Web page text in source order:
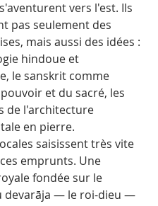
vers l'est. Ils
pas seulement des
mais aussi des idées :
hindoue et
le sanskrit comme
et du sacré, les
de l'architecture
en pierre.
saisissent très vite
emprunts. Une
fondée sur le
devarāja — le roi-dieu —